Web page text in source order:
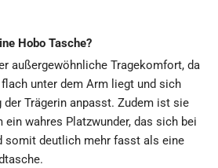
Hobo Tasche?
außergewöhnliche Tragekomfort, da
unter dem Arm liegt und sich
der Trägerin anpasst. Zudem ist sie
wahres Platzwunder, das sich bei
somit deutlich mehr fasst als eine